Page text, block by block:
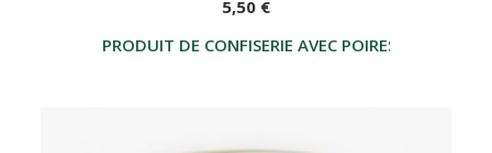
PRODUIT DE CONFISERIE AVEC POIRES ET
5,50 €